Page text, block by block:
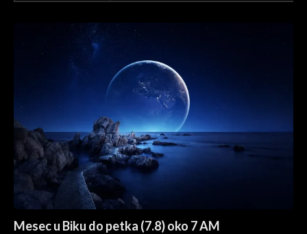
Mesec u Biku do petka (7.8) oko 7 AM